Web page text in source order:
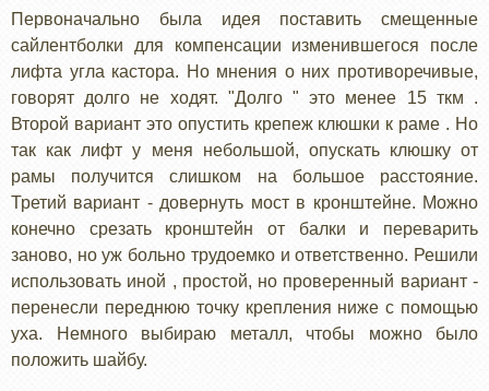
Первоначально была идея поставить смещенные
сайлентболки для компенсации изменившегося после
лифта угла кастора. Но мнения о них противоречивые,
говорят долго не ходят. "Долго " это менее 15 ткм .
Второй вариант это опустить крепеж клюшки к раме . Но
так как лифт у меня небольшой, опускать клюшку от
рамы получится слишком на большое расстояние.
Третий вариант - довернуть мост в кронштейне. Можно
конечно срезать кронштейн от балки и переварить
заново, но уж больно трудоемко и ответственно. Решили
использовать иной , простой, но проверенный вариант -
перенесли переднюю точку крепления ниже с помощью
уха. Немного выбираю металл, чтобы можно было
положить шайбу.